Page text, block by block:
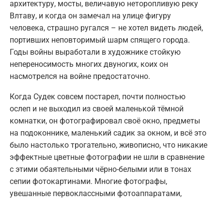
архитектуру, мосты, величавую неторопливую реку
Влтаву, и когда он замечал на улице фигуру
человека, страшно ругался – не хотел видеть людей,
портивших неповторимый шарм спящего города.
Годы войны выработали в художнике стойкую
непереносимость многих двуногих, коих он
насмотрелся на войне предостаточно.
Когда Судек совсем постарел, почти полностью
ослеп и не выходил из своей маленькой тёмной
комнатки, он фотографировал своё окно, предметы
на подоконнике, маленький садик за окном, и всё это
было настолько трогательно, живописно, что никакие
эффектные цветные фотографии не шли в сравнение
с этими обаятельными чёрно-белыми или в тонах
сепии фотокартинами. Многие фотографы,
увешанные первоклассными фотоаппаратами,